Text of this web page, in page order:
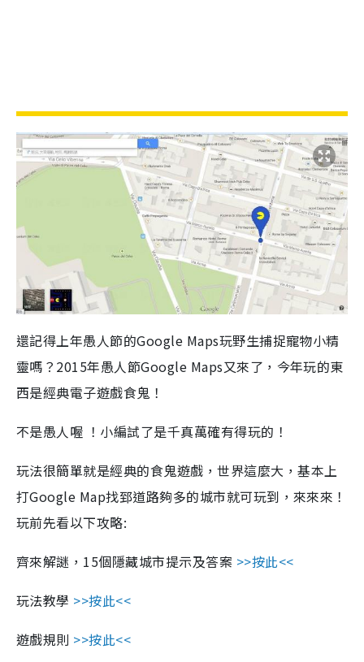
還記得上年愚人節的Google Maps玩野生捕捉寵物小精
靈嗎？ 2015年愚人節Google Maps又來了，今年玩的東
西是經典電子遊戲食鬼！
不是愚人喔 ！小編試了是千真萬確有得玩的！
玩法很簡單就是經典的食鬼遊戲，世界這麼大，基本上
打Google Map找郅道路夠多的城市就可玩到，來來來！
玩前先看以下攻略:
齊來解謎，15個隱藏城市提示及答案 >>按此<<
玩法教學 >>按此<<
遊戲規則 >>按此<<